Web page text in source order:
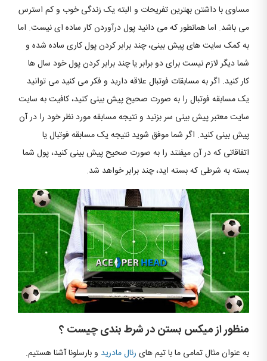
مساوی با داشتن بهترین تفریحات و البته یک زندگی خوب و کم استرس
می باشد. اما همانطور که می دانید پول درآوردن کار ساده ای نیست. اما
به کمک سایت های پیش بینی، چند برابر کردن پول کاری ساده شده و
شما دیگر لازم نیست برای دو برابر یا چند برابر کردن پول خود سال ها
کار کنید. اگر به مسابقات فوتبال علاقه دارید و فکر می کنید می توانید
یک مسابقه فوتبال را به صورت صحیح پیش بینی کنید، کافیت به سایت
سایت معتبر پیش بینی سر بزنید و نتیجه مسابقه مورد نظر خود را در آن
پیش بینی کنید. اگر شما موفق شوید نتیجه یک مسابقه فوتبال یا
اتفاقاتی که در آن میفتند را به صورت صحیح پیش بینی کنید، پول شما
بسته به شرطی که بسته اید، چند برابر خواهد شد.
منظور از میکس بستن در شرط بندی چیست ؟
به عنوان مثال تمامی ما با تیم های رئال مادرید و بارسلونا آشنا هستیم.